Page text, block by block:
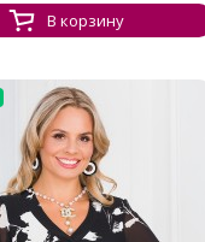
В корзину